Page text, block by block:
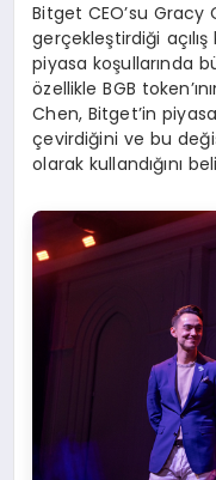
Bitget CEO’su
gerçekleştirdiği
piyasa koşullarında
özellikle BGB
Chen, Bitget’in
çevirdiğini ve bu
olarak kullandığını